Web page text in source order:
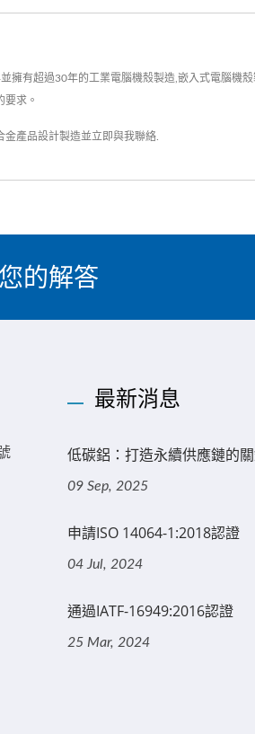
有超過30年的工業電腦機殼製造,嵌入式電腦機
要求。
金產品設計製造並立即與我聯絡
的解答
最新消息
低碳鋁：打造永續供應鏈的
09 Sep, 2025
申請ISO 14064-1:2018認證
04 Jul, 2024
通過IATF-16949:2016認證
25 Mar, 2024